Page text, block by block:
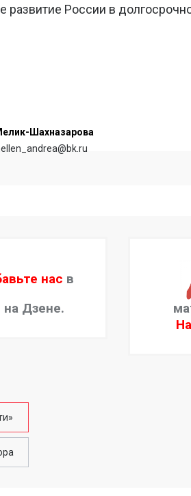
развитие России в
Шахназарова
нас в
на Дзене.